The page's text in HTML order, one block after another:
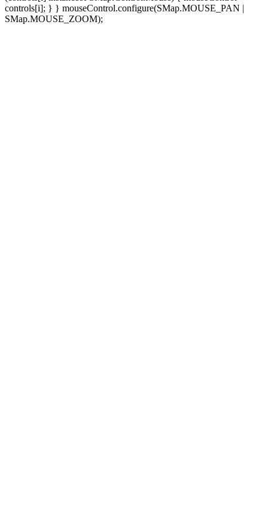
controls[i]; } } mouseControl.configure(SMap.MOUSE_PAN |
SMap.MOUSE_ZOOM);